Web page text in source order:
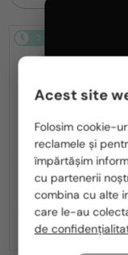
2-4 ZILE
MIU MIU—Ochelari de
MU A55S - ​1BC90Q - ​57
1 636 RON
-8%
1 506 RON
Acest site
Folosim cookie-
reclamele și
împărtășim
cu partenerii
combina cu alte
care le-au
de